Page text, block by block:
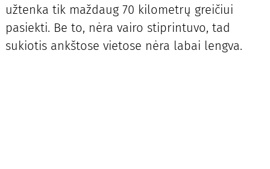
užtenka tik maždaug 70 kilometrų greičiui
pasiekti. Be to, nėra vairo stiprintuvo, tad
sukiotis ankštose vietose nėra labai lengva.